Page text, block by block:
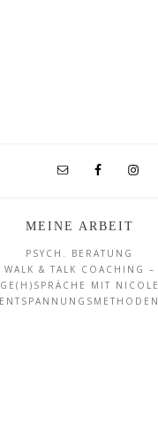
MEINE ARBEIT
PSYCH. BERATUNG
WALK & TALK COACHING –
GE(H)SPRÄCHE MIT NICOLE
ENTSPANNUNGSMETHODEN